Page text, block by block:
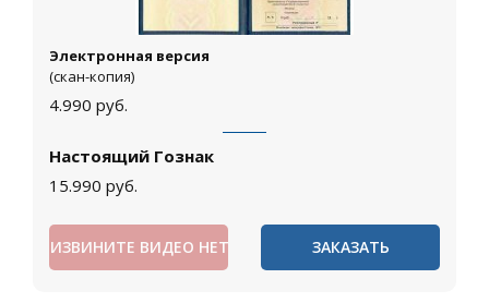
Электронная версия
(скан-копия)
4.990 руб.
Настоящий Гознак
15.990 руб.
ИЗВИНИТЕ ВИДЕО НЕТ ЗАКАЗАТЬ